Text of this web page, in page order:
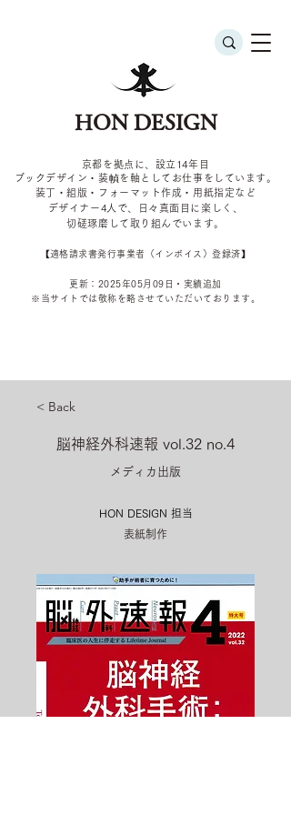
HON DESIGN
京都を拠点に、設立14年目
ブックデザイン・装幀を軸としてお仕事をしています。
装丁・組版・フォーマット作成・用紙指定など
デザイナー4 人で、日々真面目に楽しく、
切磋琢磨して取り組んでいます。
​【適格請求書発行事業者（インボイス）登録済】
更新：2025年05 月09 日・実績追加
​※当サイトでは敬称を 略させていただいております。
< Back
脳神経外科速報 vol.32 no.4
メディカ出版
HON DESIGN​ 担当
表紙制作